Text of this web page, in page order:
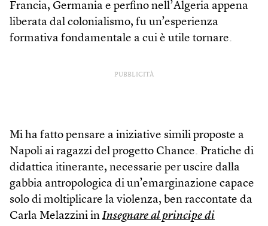
Francia, Germania e perfino nell’Algeria appena
liberata dal colonialismo, fu un’esperienza
formativa fondamentale a cui è utile tornare.
PUBBLICITÀ
Mi ha fatto pensare a iniziative simili proposte a
Napoli ai ragazzi del progetto Chance. Pratiche di
didattica itinerante, necessarie per uscire dalla
gabbia antropologica di un’emarginazione capace
solo di moltiplicare la violenza, ben raccontate da
Carla Melazzini in Insegnare al principe di